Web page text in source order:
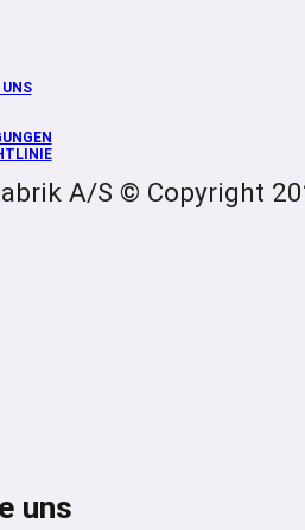
A/S © Copyright
uns